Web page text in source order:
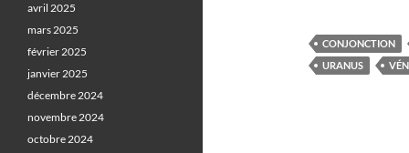
CONJONCTION
URANUS
avril 2025
mars 2025
février 2025
janvier 2025
décembre 2024
novembre 2024
octobre 2024